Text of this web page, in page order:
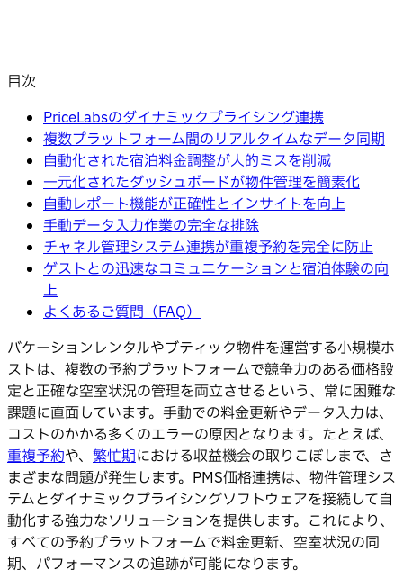
目次
PriceLabsのダイナミックプライシング連携
複数プラットフォーム間のリアルタイムなデータ同期
自動化された宿泊料金調整が人的ミスを削減
一元化されたダッシュボードが物件管理を簡素化
自動レポート機能が正確性とインサイトを向上
手動データ入力作業の完全な排除
チャネル管理システム連携が重複予約を完全に防止
ゲストとの迅速なコミュニケーションと宿泊体験の向
上
よくあるご質問（FAQ）
バケーションレンタルやブティック物件を運営する小規模ホ
ストは、複数の予約プラットフォームで競争力のある価格設
定と正確な空室状況の管理を両立させるという、常に困難な
課題に直面しています。手動での料金更新やデータ入力は、
コストのかかる多くのエラーの原因となります。たとえば、
重複予約や、 繁忙期における収益機会の取りこぼしまで、さ
まざまな問題が発生します。PMS価格連携は、物件管理シス
テムとダイナミックプライシングソフトウェアを接続して自
動化する強力なソリューションを提供します。これにより、
すべての予約プラットフォームで料金更新、空室状況の同
期、パフォーマンスの追跡が可能になります。